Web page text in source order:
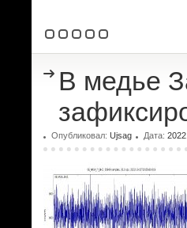
В медье
Опубликовал: Ujsag Дата: